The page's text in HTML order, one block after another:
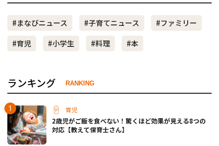
#まなびニュース #子育てニュース
#ファミリー
#育児
#小学生 #料理 #本
ランキング RANKING
育児
2歳児がご飯を食べない！驚くほど効果が見える8つの
対応【教えて保育士さん】